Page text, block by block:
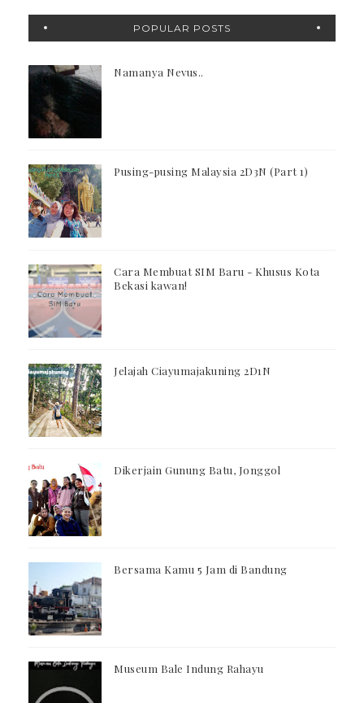
POPULAR POSTS
Namanya Nevus..
Pusing-pusing Malaysia 2D3N (Part 1)
Cara Membuat SIM Baru - Khusus Kota
Bekasi kawan!
Jelajah Ciayumajakuning 2D1N
Dikerjain Gunung Batu, Jonggol
Bersama Kamu 5 Jam di Bandung
Museum Bale Indung Rahayu